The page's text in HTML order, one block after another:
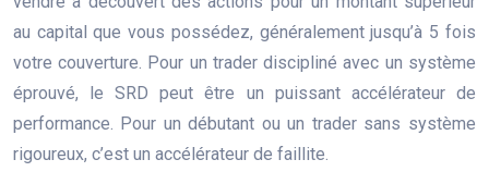
au capital que vous possédez, généralement jusqu’à 5 fois
votre couverture. Pour un trader discipliné avec un système
éprouvé, le SRD peut être un puissant accélérateur de
performance. Pour un débutant ou un trader sans système
rigoureux, c’est un accélérateur de faillite.